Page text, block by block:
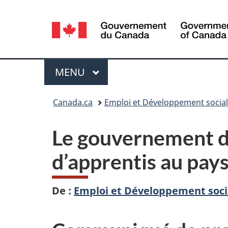
Sélection
de
la
langue
Menu
MENU PRINCIPAL
Canada.ca Emploi et Développement
Le gouvernement
d’apprentis au pays
De : Emploi et Développement